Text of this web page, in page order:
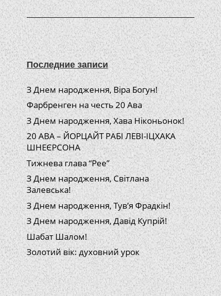
Последние записи
З Днем народження, Віра Богун!
Фарбренген на честь 20 Ава
З Днем народження, Хава Ніконьонок!
20 АВА – ЙОРЦАЙТ РАБІ ЛЕВІ-ІЦХАКА
ШНЕЄРСОНА
Тижнева глава “Рее”
З Днем народження, Світлана
Залевська!
З Днем народження, Тув’я Фрадкін!
З Днем народження, Давід Купрій!
Шабат Шалом!
Золотий вік: духовний урок